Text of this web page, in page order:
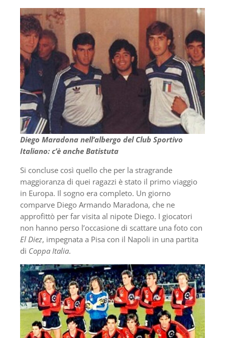
Diego Maradona nell’albergo del Club Sportivo
Italiano: c’è anche Batistuta
Si concluse così quello che per la stragrande
maggioranza di quei ragazzi è stato il primo viaggio
in Europa. Il sogno era completo. Un giorno
comparve Diego Armando Maradona, che ne
approfittò per far visita al nipote Diego. I giocatori
non hanno perso l’occasione di scattare una foto con
El Diez, impegnata a Pisa con il Napoli in una partita
di Coppa Italia.